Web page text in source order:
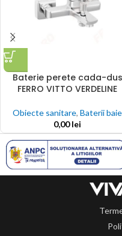
Baterie perete cada-dus
FERRO VITTO VERDELINE
Obiecte sanitare, Baterii baie
0,00lei